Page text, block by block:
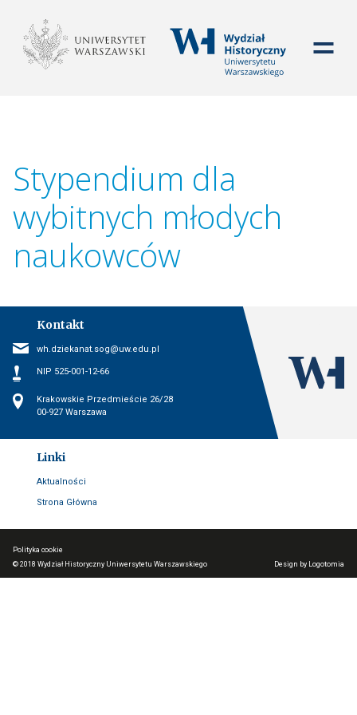
WYDZIAŁ
Stypendium dla
wybitnych młodych
naukowców
Kontakt
E-mailwh.dziekanat.sog@uw.edu.pl
NIP NIP 525-001-12-66
Adres Krakowskie Przedmieście 26/28
00-927 Warszawa
Linki
Aktualności
Strona Główna
© 2018 Wydział Historyczny Uniwersytetu Warszawskiego
Polityka cookie
Design by Logotomia